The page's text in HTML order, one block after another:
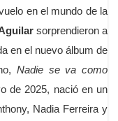
en el mundo de la
sorprendieron a
en el nuevo álbum de
Nadie se va como
de 2025, nació en un
Nadia Ferreira y